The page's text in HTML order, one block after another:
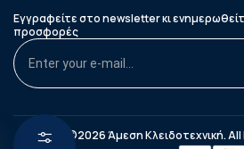
Εγγραφείτε στο newsletter κι
προσφορές
©2026 Άμεση Κλειδοτεχνική.